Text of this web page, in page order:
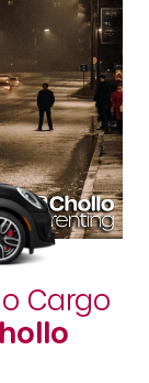
Cargo